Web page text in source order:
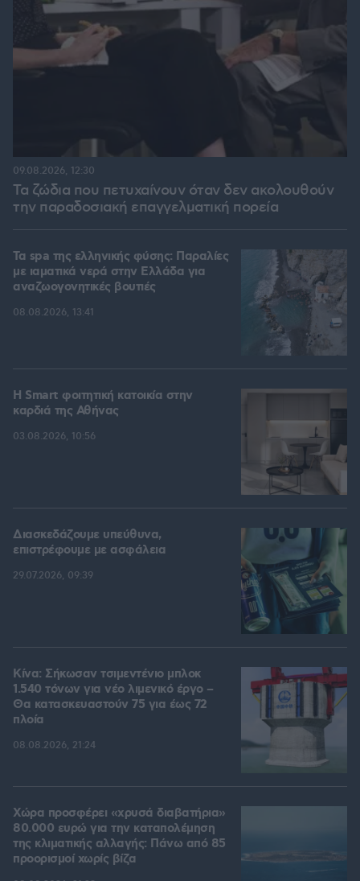
Τα ζώδια που πετυχαίνουν όταν δεν ακολουθούν
την παραδοσιακή επαγγελματική πορεία
09.08.2026, 12:30
Τα spa της ελληνικής φύσης: Παραλίες
με ιαματικά νερά στην Ελλάδα για
αναζωογονητικές βουτιές
08.08.2026, 13:41
Η Smart φοιτητική κατοικία στην
καρδιά της Αθήνας
03.08.2026, 10:56
Διασκεδάζουμε υπεύθυνα,
επιστρέφουμε με ασφάλεια
29.07.2026, 09:39
Κίνα: Σήκωσαν τσιμεντένιο μπλοκ
1.540 τόνων για νέο λιμενικό έργο –
Θα κατασκευαστούν 75 για έως 72
πλοία
08.08.2026, 21:24
Χώρα προσφέρει «χρυσά διαβατήρια»
80.000 ευρώ για την καταπολέμηση
της κλιματικής αλλαγής: Πάνω από 85
προορισμοί χωρίς βίζα